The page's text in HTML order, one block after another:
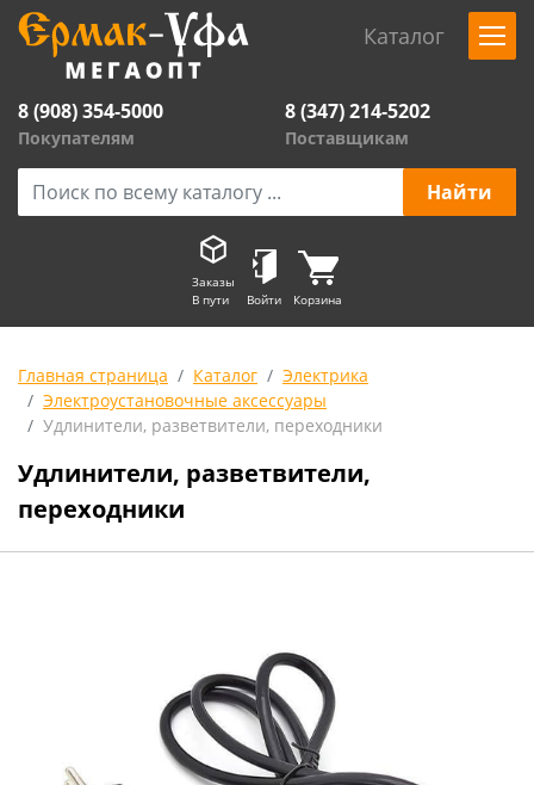
Каталог
8 (908) 354-5000
Покупателям
8 (347) 214-5202
Поставщикам
Заказы
В пути
Войти Корзина
Главная страница Каталог
Электрика
Электроустановочные аксессуары
Удлинители, разветвители, переходники
Удлинители, разветвители,
переходники